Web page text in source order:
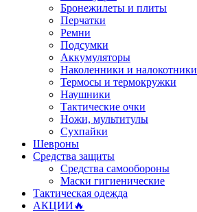
Бронежилеты и плиты
Перчатки
Ремни
Подсумки
Аккумуляторы
Наколенники и налокотники
Термосы и термокружки
Наушники
Тактические очки
Ножи, мультитулы
Сухпайки
Шевроны
Средства защиты
Средства самообороны
Маски гигиенические
Тактическая одежда
АКЦИИ🔥